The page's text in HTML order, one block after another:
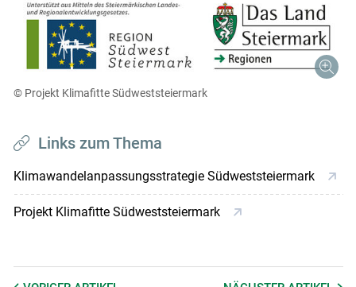
© Projekt Klimafitte Südweststeiermark
Links zum Thema
Klimawandelanpassungsstrategie Südweststeiermark
Projekt Klimafitte Südweststeiermark